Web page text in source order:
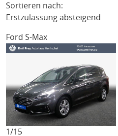
Sortieren nach:
Erstzulassung absteigend
Ford S-Max
1/15